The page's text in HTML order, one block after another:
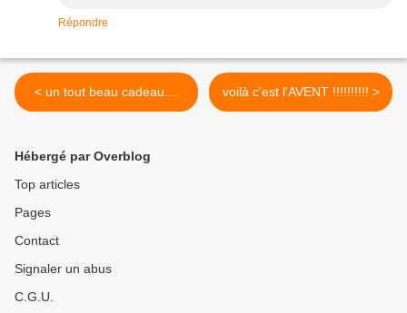
Répondre
< un tout beau cadeau.... voilà c'est l'AVENT !!!!!!!!!! >
Hébergé par Overblog
Top articles
Pages
Contact
Signaler un abus
C.G.U.